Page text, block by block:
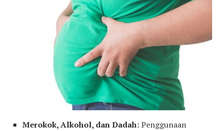
Merokok, Alkohol, dan Dadah: Penggunaan